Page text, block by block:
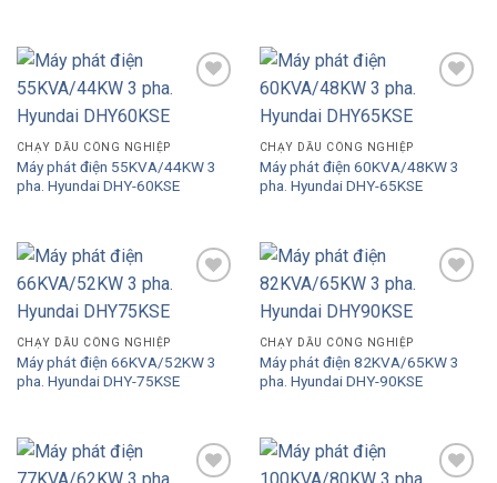
CHẠY DẦU CÔNG NGHIỆP
Máy phát điện 55KVA/44KW 3
pha. Hyundai DHY-60KSE
CHẠY DẦU CÔNG NGHIỆP
Máy phát điện 60KVA/48KW 3
pha. Hyundai DHY-65KSE
CHẠY DẦU CÔNG NGHIỆP
Máy phát điện 66KVA/52KW 3
pha. Hyundai DHY-75KSE
CHẠY DẦU CÔNG NGHIỆP
Máy phát điện 82KVA/65KW 3
pha. Hyundai DHY-90KSE